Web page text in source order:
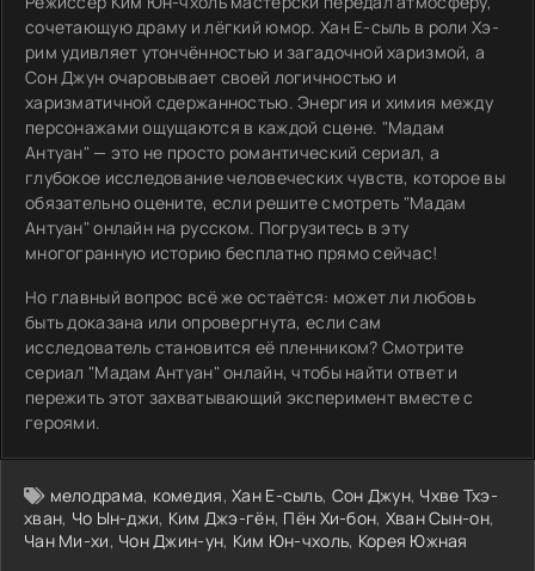
сочетающую драму и лёгкий юмор. Хан Е-сыль в роли Хэ-
рим удивляет утончённостью и загадочной харизмой, а
Сон Джун очаровывает своей логичностью и
харизматичной сдержанностью. Энергия и химия между
персонажами ощущаются в каждой сцене. "Мадам
Антуан" — это не просто романтический сериал, а
глубокое исследование человеческих чувств, которое вы
обязательно оцените, если решите смотреть "Мадам
Антуан" онлайн на русском. Погрузитесь в эту
многогранную историю бесплатно прямо сейчас!
Но главный вопрос всё же остаётся: может ли любовь
быть доказана или опровергнута, если сам
исследователь становится её пленником? Смотрите
сериал "Мадам Антуан" онлайн, чтобы найти ответ и
пережить этот захватывающий эксперимент вместе с
героями.
мелодрама, комедия,Хан Е-сыль, Сон Джун, Чхве Тхэ-
хван, Чо Ын-джи, Ким Джэ-гён, Пён Хи-бон, Хван Сын-он,
Чан Ми-хи, Чон Джин-ун, Ким Юн-чхоль, Корея Южная